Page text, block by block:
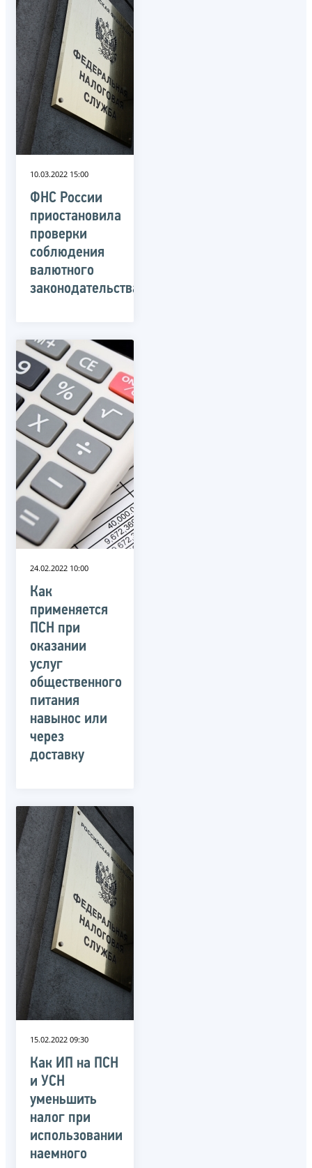
10.03.2022 15:00
ФНС России
приостановила
проверки
соблюдения
валютного
законодательства
24.02.2022 10:00
Как
применяется
ПСН при
оказании
услуг
общественного
питания
навынос или
через
доставку
15.02.2022 09:30
Как ИП на ПСН
и УСН
уменьшить
налог при
использовании
наемного